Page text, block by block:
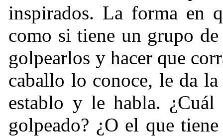
inspirados. La forma en
como si tiene un grupo
golpearlos y hacer que
caballo lo conoce, le da
establo y le habla.
golpeado? ¿O el que